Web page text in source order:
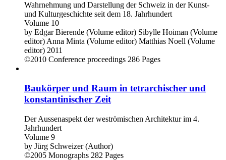
Wahrnehmung und Darstellung der Schweiz in der Kunst-
und Kulturgeschichte seit dem 18. Jahrhundert
Volume 10
by Edgar Bierende (Volume editor) Sibylle Hoiman (Volume
editor) Anna Minta (Volume editor) Matthias Noell (Volume
editor) 2011
©2010 Conference proceedings 286 Pages
Baukörper und Raum in tetrarchischer und
konstantinischer Zeit
Der Aussenaspekt der weströmischen Architektur im 4.
Jahrhundert
Volume 9
by Jürg Schweizer (Author)
©2005 Monographs 282 Pages